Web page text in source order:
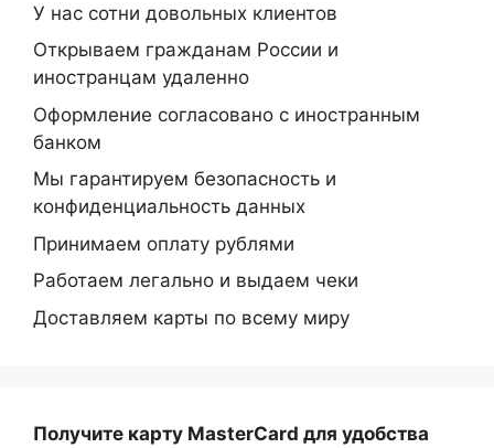
У нас сотни довольных клиентов
Открываем гражданам России и
иностранцам удаленно
Оформление согласовано с иностранным
банком
Мы гарантируем безопасность и
конфиденциальность данных
Принимаем оплату рублями
Работаем легально и выдаем чеки
Доставляем карты по всему миру
Получите карту MasterCard для удобства